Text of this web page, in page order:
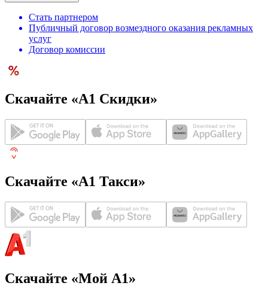
Стать партнером
Публичный договор возмездного оказания рекламных
услуг
Договор комиссии
Скачайте «А1 Скидки»
Скачайте «А1 Такси»
Скачайте «Мой А1»